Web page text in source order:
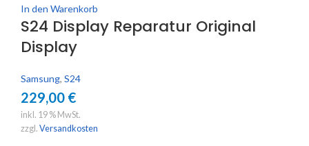
In den Warenkorb
S24 Display Reparatur Original
Display
Samsung, S24
229,00 €
inkl. 19 % MwSt.
zzgl. Versandkosten